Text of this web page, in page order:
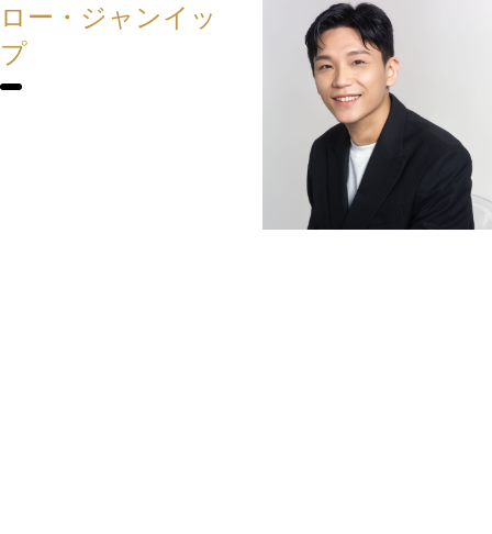
ロー・ジャンイッ
プ